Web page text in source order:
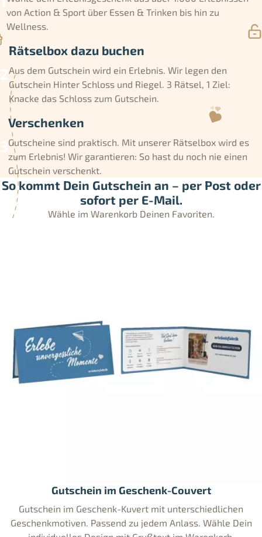
von Action & Sport über Essen & Trinken bis hin zu
Wellness.
Rätselbox dazu buchen
Aus dem Gutschein wird ein Erlebnis. Wir legen den
Gutschein Hinter Schloss und Riegel. 3 Rätsel, 1 Ziel:
Knacke das Schloss zum Gutschein.
Verschenken
Gutscheine sind praktisch. Mit unserer Rätselbox wird es
zum Erlebnis! Wir garantieren: So hast du noch nie einen
Gutschein verschenkt.
So kommt Dein Gutschein an – per Post oder
sofort per E-Mail.
Wähle im Warenkorb Deinen Favoriten.
Gutschein im Geschenk-Couvert
Gutschein im Geschenk-Kuvert mit unterschiedlichen
Geschenkmotiven. Passend zu jedem Anlass. Wähle Dein